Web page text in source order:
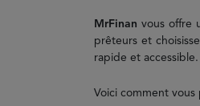
MrFinan vous offre
prêteurs et
rapide et accessible.
Voici comment